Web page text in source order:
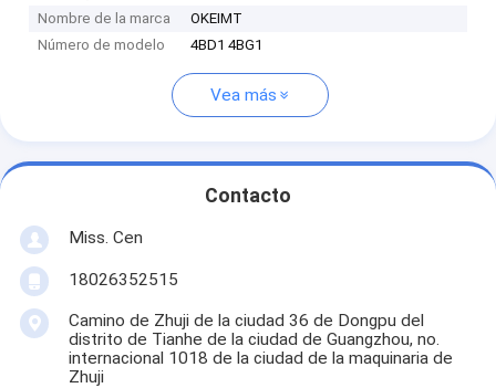
Nombre de la marca
OKEIMT
Número de modelo
4BD1 4BG1
Vea más
Contacto
Miss. Cen
18026352515
Camino de Zhuji de la ciudad 36 de Dongpu del
distrito de Tianhe de la ciudad de Guangzhou, no.
internacional 1018 de la ciudad de la maquinaria de
Zhuji